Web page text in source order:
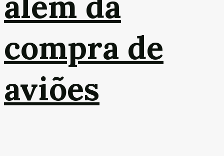
compra de
aviões